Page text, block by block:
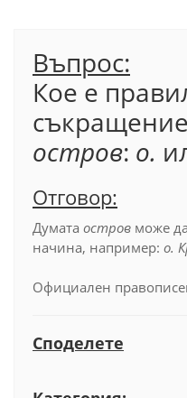
Въпрос:
Кое е
остров: о.
Отговор:
Думата остров може
начина, например: о.
Официален
Споделете